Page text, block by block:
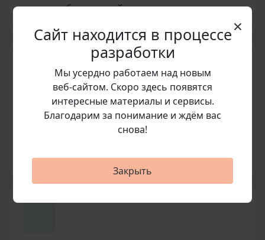
статус обновлений и нужные модули.
Подготовим счет
Согласуем позицию, стоимость и
×
Сайт находится в процессе
разработки
Мы усердно работаем над новым
веб‑сайтом. Скоро здесь появятся
интересные материалы и сервисы.
Благодарим за понимание и ждём вас
снова!
Закрыть